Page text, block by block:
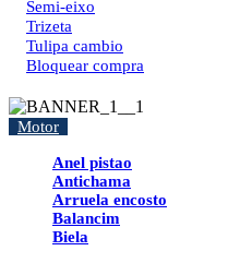
Semi-eixo
Trizeta
Tulipa cambio
Bloquear compra
Motor
Anel pistao
Antichama
Arruela encosto
Balancim
Biela